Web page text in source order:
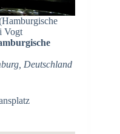
Vogt
Deutschland